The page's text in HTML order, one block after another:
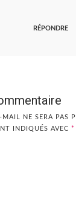
RÉPONDRE
NE SERA PAS
INDIQUÉS AVEC *